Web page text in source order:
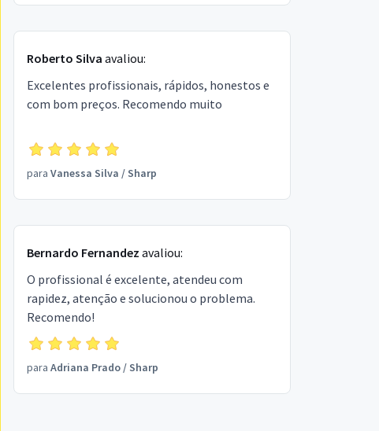
Roberto Silva avaliou:
Excelentes profissionais, rápidos, honestos e
com bom preços. Recomendo muito
para Vanessa Silva /Sharp
Bernardo Fernandez avaliou:
O profissional é excelente, atendeu com
rapidez, atenção e solucionou o problema.
Recomendo!
para Adriana Prado/Sharp